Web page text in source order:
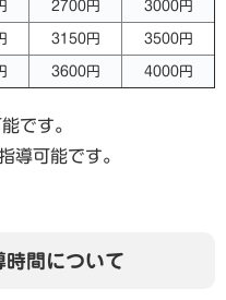
2700円 3000円
3150円 3500円
3600円 4000円
です。
導可能です。
時間について